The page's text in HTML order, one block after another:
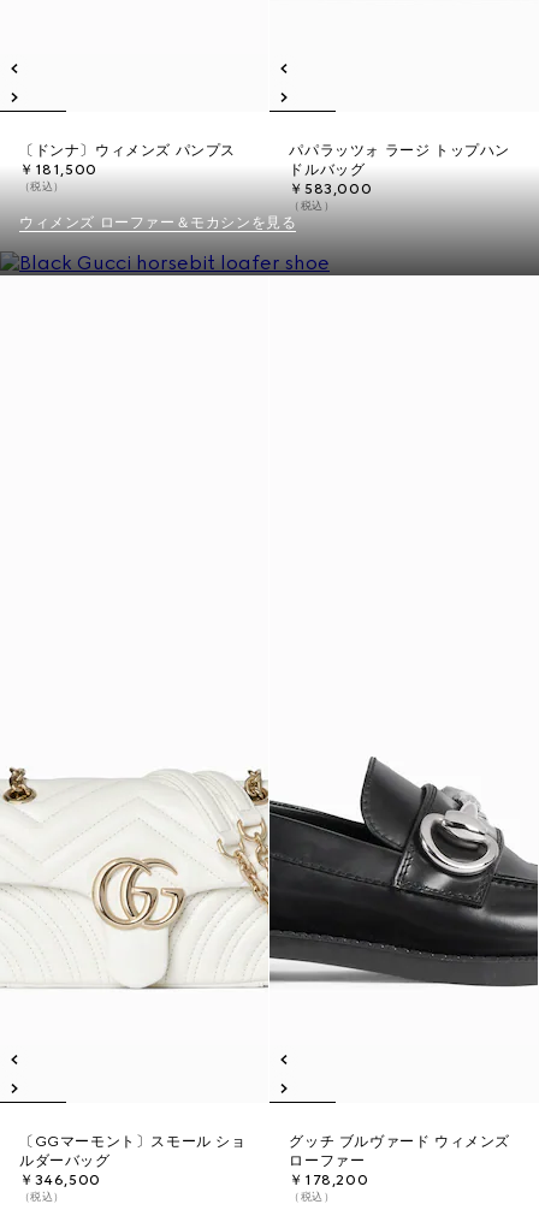
〔ドンナ〕ウィメンズ パンプス
￥181,500
（税込）
パパラッツォ ラージ トップハン
ドルバッグ
￥583,000
（税込）
ウィメンズ ローファー＆モカシンを見る
〔GGマーモント〕スモール ショ
ルダーバッグ
￥346,500
（税込）
グッチ ブルヴァード ウィメンズ
ローファー
￥178,200
（税込）